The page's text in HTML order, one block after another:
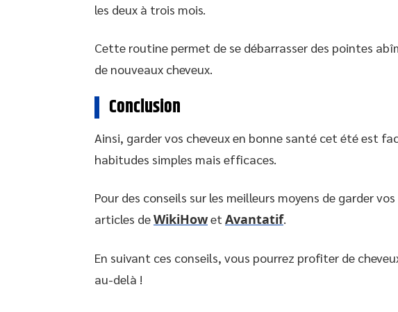
les deux à trois mois.
Cette routine permet de se débarrasser des pointes
de nouveaux cheveux.
Conclusion
Ainsi, garder vos cheveux en bonne santé cet été est
habitudes simples mais efficaces.
Pour des conseils sur les meilleurs moyens de garder
articles deWikiHowet Avantatif.
En suivant ces conseils, vous pourrez profiter de
au-delà !